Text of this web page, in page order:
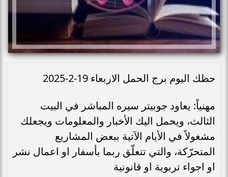
حظك اليوم برج الحمل الاربعاء 19-2-2025
مهنياً: يعاود جوبيتر سيره المباشر في البيت
الثالث، ويحمل اليك الأخبار والمعلومات ويجعلك
مشغولاً في الأيام الآتية ببعض المشاريع
المتحرّكة، والتي تتعلّق ربما بأسفار او اعمال نشر
او اجواء تربوية او قانونية